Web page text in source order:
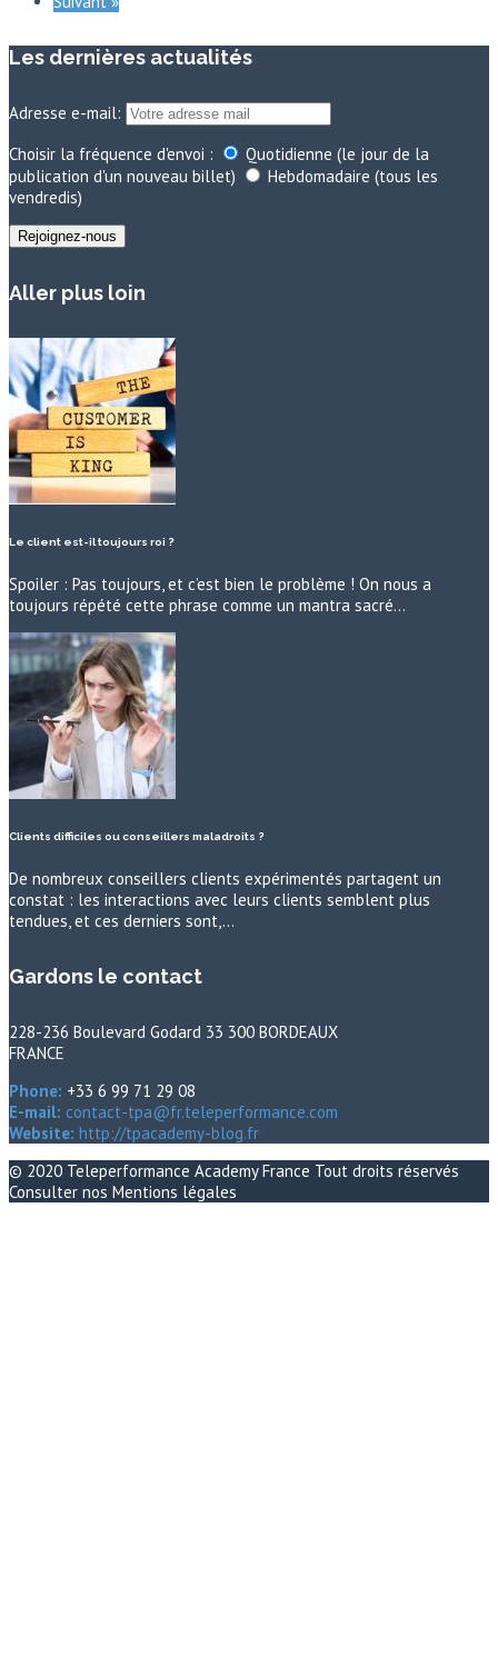
Les dernières actualités
Adresse e-mail:
Choisir la fréquence d'envoi :
Quotidienne (le jour de la
publication d'un nouveau billet)
Hebdomadaire (tous les
vendredis)
Aller plus loin
Le client est-il toujours roi ?
Spoiler : Pas toujours, et c’est bien le problème ! On nous a
toujours répété cette phrase comme un mantra sacré…
Clients difficiles ou conseillers maladroits ?
De nombreux conseillers clients expérimentés partagent un
constat : les interactions avec leurs clients semblent plus
tendues, et ces derniers sont,…
Gardons le contact
228-236 Boulevard Godard 33 300 BORDEAUX
FRANCE
Phone: +33 6 99 71 29 08
E-mail: contact-tpa@fr.teleperformance.com
Website: http://tpacademy-blog.fr
© 2020 Teleperformance Academy France Tout droits réservés
Consulter nos Mentions légales